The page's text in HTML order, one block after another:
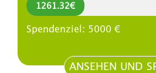
1261.32€
Spendenziel: 5000 €
ANSEHEN UND